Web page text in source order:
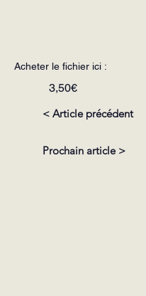
Acheter le fichier ici :
3,50€
< Article précédent
Prochain article >